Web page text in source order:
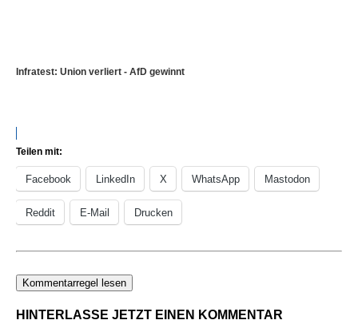
Infratest: Union verliert - AfD gewinnt
Teilen mit:
Facebook LinkedIn X WhatsApp Mastodon
Reddit E-Mail Drucken
Kommentarregel lesen
HINTERLASSE JETZT EINEN KOMMENTAR